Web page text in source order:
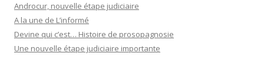
Androcur, nouvelle étape judiciaire
A la une de L’informé
Devine qui c’est… Histoire de prosopagnosie
Une nouvelle étape judiciaire importante